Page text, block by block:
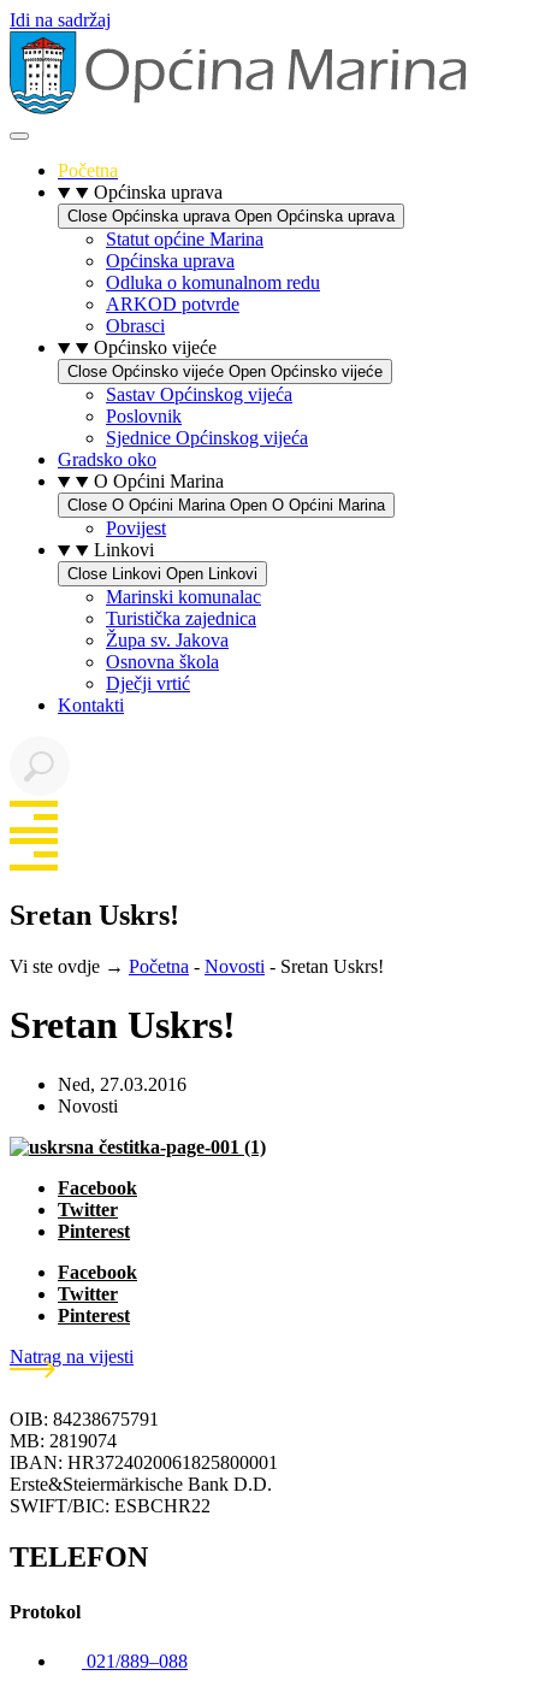
Idi na sadržaj
Početna
Općinska uprava
Close Općinska uprava Open Općinska uprava
Statut općine Marina
Općinska uprava
Odluka o komunalnom redu
ARKOD potvrde
Obrasci
Općinsko vijeće
Close Općinsko vijeće Open Općinsko vijeće
Sastav Općinskog vijeća
Poslovnik
Sjednice Općinskog vijeća
Gradsko oko
O Općini Marina
Close O Općini Marina Open O Općini Marina
Povijest
Linkovi
Close Linkovi Open Linkovi
Marinski komunalac
Turistička zajednica
Župa sv. Jakova
Osnovna škola
Dječji vrtić
Kontakti
Sretan Uskrs!
Vi ste ovdje → Početna - Novosti - Sretan Uskrs!
Sretan Uskrs!
Ned, 27.03.2016
Novosti
Facebook
Twitter
Pinterest
Facebook
Twitter
Pinterest
Natrag na vijesti
OIB: 84238675791
MB: 2819074
IBAN: HR3724020061825800001
Erste&Steiermärkische Bank D.D.
SWIFT/BIC: ESBCHR22
TELEFON
Protokol
021/889–088